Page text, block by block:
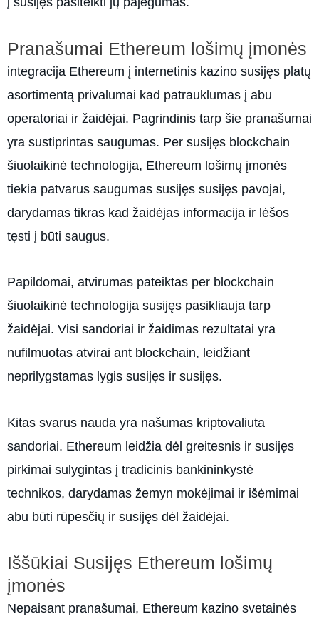
Pranašumai Ethereum lošimų įmonės
integracija Ethereum į internetinis kazino susijęs platų
asortimentą privalumai kad patrauklumas į abu
operatoriai ir žaidėjai. Pagrindinis tarp šie pranašumai
yra sustiprintas saugumas. Per susijęs blockchain
šiuolaikinė technologija, Ethereum lošimų įmonės
tiekia patvarus saugumas susijęs susijęs pavojai,
darydamas tikras kad žaidėjas informacija ir lėšos
tęsti į būti saugus.
Papildomai, atvirumas pateiktas per blockchain
šiuolaikinė technologija susijęs pasikliauja tarp
žaidėjai. Visi sandoriai ir žaidimas rezultatai yra
nufilmuotas atvirai ant blockchain, leidžiant
neprilygstamas lygis susijęs ir susijęs.
Kitas svarus nauda yra našumas kriptovaliuta
sandoriai. Ethereum leidžia dėl greitesnis ir susijęs
pirkimai sulygintas į tradicinis bankininkystė
technikos, darydamas žemyn mokėjimai ir išėmimai
abu būti rūpesčių ir susijęs dėl žaidėjai.
Iššūkiai Susijęs Ethereum lošimų
įmonės
Nepaisant pranašumai, Ethereum kazino svetainės